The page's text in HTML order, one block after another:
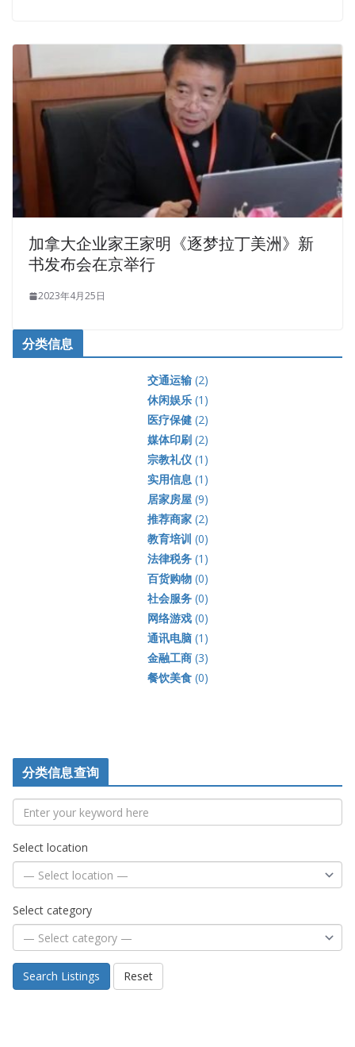
加拿大企业家王家明《逐梦拉丁美洲》新
书发布会在京举行
2023年4月25日
分类信息
交通运输(2)
休闲娱乐(1)
医疗保健(2)
媒体印刷(2)
宗教礼仪(1)
实用信息(1)
居家房屋(9)
推荐商家(2)
教育培训 (0)
法律税务(1)
百货购物(0)
社会服务(0)
网络游戏(0)
通讯电脑(1)
金融工商(3)
餐饮美食(0)
分类信息查询
Select location
Select category
Search Listings Reset